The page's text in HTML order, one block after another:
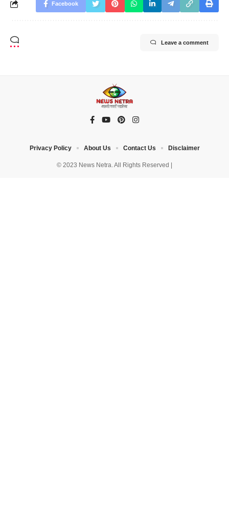
Facebook
Leave a comment
© 2023 News Netra. All Rights Reserved |
Privacy Policy About Us Contact Us Disclaimer